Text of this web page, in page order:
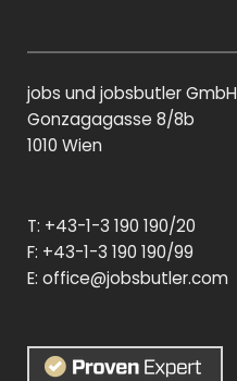
e
n
jobs und jobsbutler GmbH
Gonzagagasse 8/8b
1010 Wien
T: +43-1-3 190 190/20
F: +43-1-3 190 190/99
E: office@jobsbutler.com